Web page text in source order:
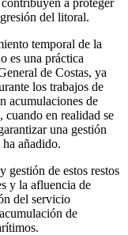
del litoral.
temporal de la
es una práctica
de Costas, ya
los trabajos de
acumulaciones de
cuando en realidad se
una gestión
ha añadido.
gestión de estos restos
y la afluencia de
del servicio
de